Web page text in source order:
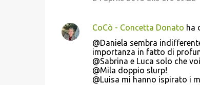
CoCò - Concetta Donato ha
@Daniela sembra
importanza in fatto di
@Sabrina e Luca solo che
@Mila doppio slurp!
@Luisa mi hanno ispirato i